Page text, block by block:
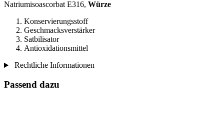
Natriumisoascorbat E316, Würze
Konservierungsstoff
Geschmacksverstärker
Satbilisator
Antioxidationsmittel
Rechtliche Informationen
Passend dazu